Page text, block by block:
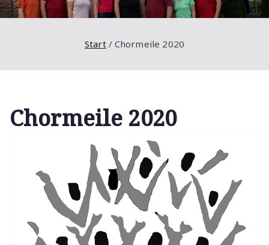
Start Chormeile 2020
Chormeile 2020